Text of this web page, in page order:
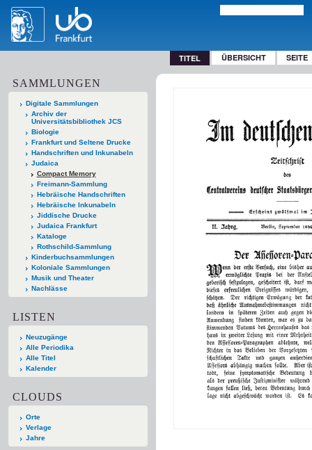
TITEL ÜBERSICHT SEITE
SAMMLUNGEN
Digitale Sammlungen
Archiv der
Universitätsbibliothek JCS
Biologie
Frankfurt und Seltene Drucke
Handschriften und Inkunabeln
Judaica
Compact Memory
Freimann-Sammlung
Hebräische Handschriften
Hebräische Inkunabeln
Jiddische Drucke
Judaica Frankfurt
Kataloge
Rothschild-Sammlung
Kinderbuchsammlungen
Koloniale Sammlungen
Musik und Theater
Nachlässe
LISTEN
Neuzugänge
Alle Periodika
Alle Titel
Kalender
CLOUDS
Orte
Verlage
Jahre